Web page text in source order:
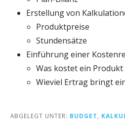
Erstellung von
Produktpreise
Stundensätze
Einführung einer
Was kostet ein
Wieviel Ertrag bringt
ABGELEGT UNTER: BUDGET